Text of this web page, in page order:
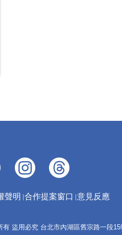
聲明 合作提案窗口 意見反應
盜用必究 台北市內湖區舊宗路一段